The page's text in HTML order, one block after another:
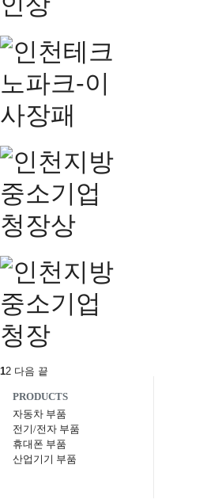
12 다음 끝
PRODUCTS
자동차 부품
전기/전자 부품
휴대폰 부품
산업기기 부품